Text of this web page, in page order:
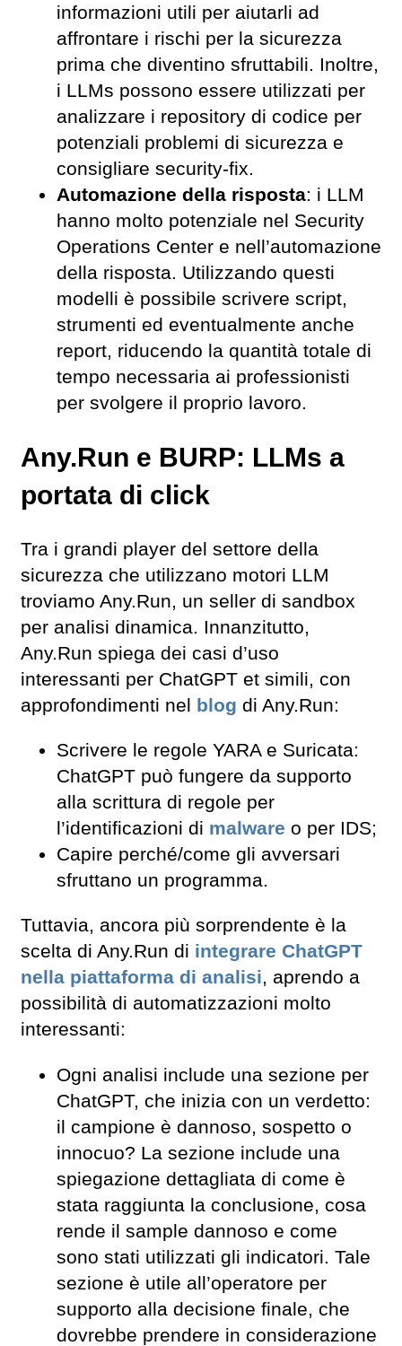
informazioni utili per aiutarli ad
affrontare i rischi per la sicurezza
prima che diventino sfruttabili. Inoltre,
i LLMs possono essere utilizzati per
analizzare i repository di codice per
potenziali problemi di sicurezza e
consigliare security-fix.
Automazione della risposta: i LLM
hanno molto potenziale nel Security
Operations Center e nell’automazione
della risposta. Utilizzando questi
modelli è possibile scrivere script,
strumenti ed eventualmente anche
report, riducendo la quantità totale di
tempo necessaria ai professionisti
per svolgere il proprio lavoro.
Any.Run e BURP: LLMs a
portata di click
Tra i grandi player del settore della
sicurezza che utilizzano motori LLM
troviamo Any.Run, un seller di sandbox
per analisi dinamica. Innanzitutto,
Any.Run spiega dei casi d’uso
interessanti per ChatGPT et simili, con
approfondimenti nel blog di Any.Run:
Scrivere le regole YARA e Suricata:
ChatGPT può fungere da supporto
alla scrittura di regole per
l’identificazioni di malware o per IDS;
Capire perché/come gli avversari
sfruttano un programma.
Tuttavia, ancora più sorprendente è la
scelta di Any.Run di integrare ChatGPT
nella piattaforma di analisi, aprendo a
possibilità di automatizzazioni molto
interessanti:
Ogni analisi include una sezione per
ChatGPT, che inizia con un verdetto:
il campione è dannoso, sospetto o
innocuo? La sezione include una
spiegazione dettagliata di come è
stata raggiunta la conclusione, cosa
rende il sample dannoso e come
sono stati utilizzati gli indicatori. Tale
sezione è utile all’operatore per
supporto alla decisione finale, che
dovrebbe prendere in considerazione